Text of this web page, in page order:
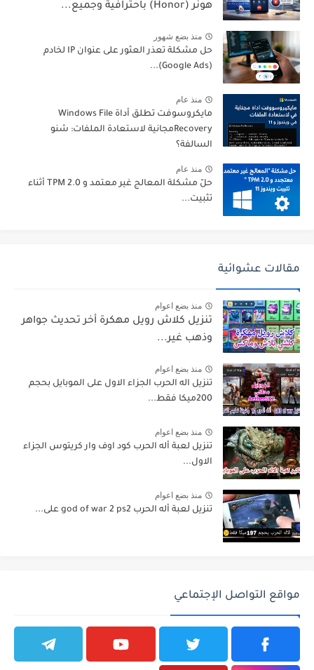
هونر (Honor) باحترافية وجميع...
منذ بضع شهور
حل مشكلة تعذر العثور على عنوان IP لخادم
(Google Ads)...
منذ عام
مايكروسوفت تطلق أداة Windows File
Recoveryمجانية لاستعادة الملفات: شنو
السالفة؟
منذ عام
حلّ مشكلة المعالج غير معتمد و TPM 2.0 أثناء
تثبيت...
مقالات عشوائية
منذ بضع اعوام
تنزيل كلاش رويل مهكرة أخر تحديث جواهر
وذهب غير...
منذ بضع اعوام
تنزيل اله الحرب الجزاء الاول على الموبايل بحجم
200ميكا فقط...
منذ بضع اعوام
تنزيل لعبة أله الحرب كود اوف وار كريتوس الجزاء
الاول...
منذ بضع اعوام
تنزيل لعبة أله الحرب god of war 2 ps2 على...
مواقع التواصل الإجتماعي